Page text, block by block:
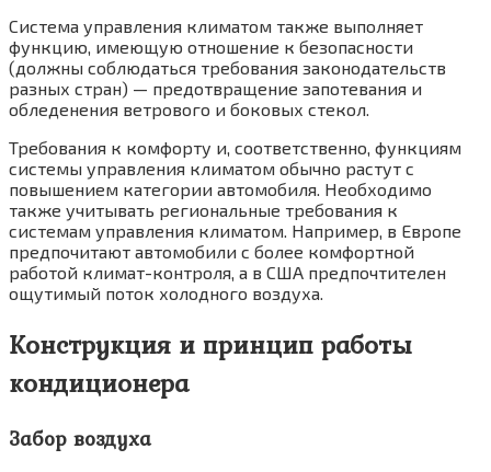
Система управления климатом также вы­полняет
функцию, имеющую отношение к без­опасности
(должны соблюдаться требования законодательств
разных стран) — предотвра­щение запотевания и
обледенения ветрового и боковых стекол.
Требования к комфорту и, соответственно, функциям
системы управления климатом обычно растут с
повышением категории ав­томобиля. Необходимо
также учитывать регио­нальные требования к
системам управления климатом. Например, в Европе
предпочитают автомобили с более комфортной
работой климат-контроля, а в США предпочтителен
ощутимый поток холодного воздуха.
Конструкция и принцип работы
кондиционера
Забор воздуха